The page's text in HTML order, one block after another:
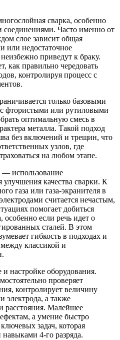
сварка, особенно
соединениями. Часто именно от
слое зависит общая
или недостаточное
приведут к браку.
как правильно чередовать
контролируя процесс с
только базовыми
фтористыми или рутиловыми
оптимальную смесь в
металла. Такой подход
без включений и трещин, что
узлов, где
на любом этапе.
— использование
улучшения качества сварки. К
газа или газа-экранителя в
считается нечастым,
помогает добиться
если речь идет о
сталей. В этом
гибкость в подходах и
классикой и
и настройке оборудования.
проверяет
контролирует величину
электрода, а также
расстояния. Малейшее
а умение быстро
задач, которая
4-го разряда.